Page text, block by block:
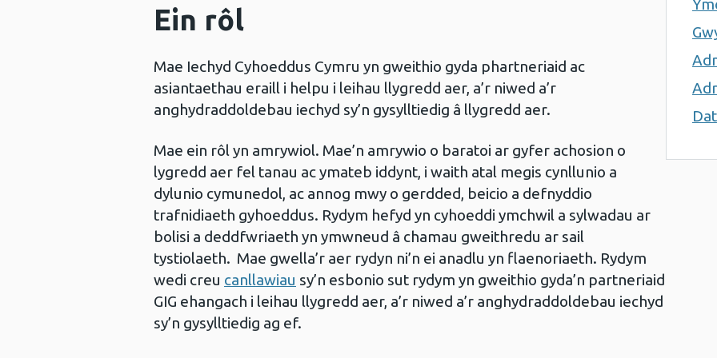
Ein rôl
Mae Iechyd Cyhoeddus Cymru yn gweithio gyda phartneriaid ac
asiantaethau eraill i helpu i leihau llygredd aer, a’r niwed a’r
anghydraddoldebau iechyd sy’n gysylltiedig â llygredd aer.
Mae ein rôl yn amrywiol. Mae’n amrywio o baratoi ar gyfer achosion o
lygredd aer fel tanau ac ymateb iddynt, i waith atal megis cynllunio a
dylunio cymunedol, ac annog mwy o gerdded, beicio a defnyddio
trafnidiaeth gyhoeddus. Rydym hefyd yn cyhoeddi ymchwil a sylwadau ar
bolisi a deddfwriaeth yn ymwneud â chamau gweithredu ar sail
tystiolaeth. Mae gwella’r aer rydyn ni’n ei anadlu yn flaenoriaeth. Rydym
wedi creu canllawiau sy’n esbonio sut rydym yn gweithio gyda’n partneriaid
GIG ehangach i leihau llygredd aer, a’r niwed a’r anghydraddoldebau iechyd
sy’n gysylltiedig ag ef.